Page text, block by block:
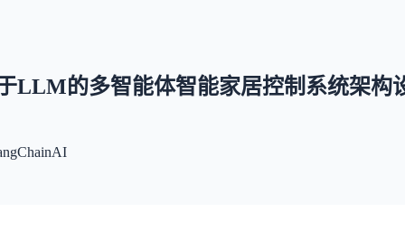
LLM的多智能体智能家居控制系统架构
AI